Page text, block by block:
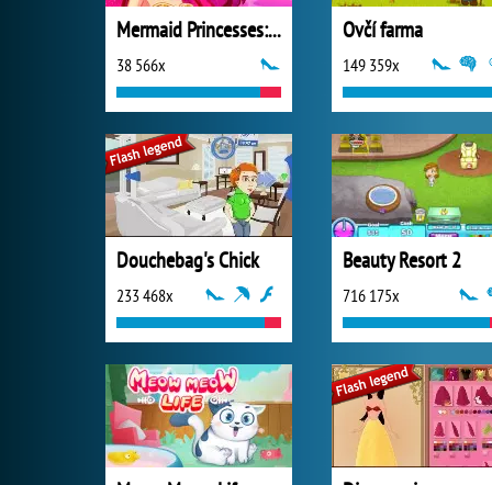
Mermaid Princesses: Underwater Games
38 566x
Ovčí farma
149 359x
Douchebag's Chick
233 468x
Beauty Resort 2
716 175x